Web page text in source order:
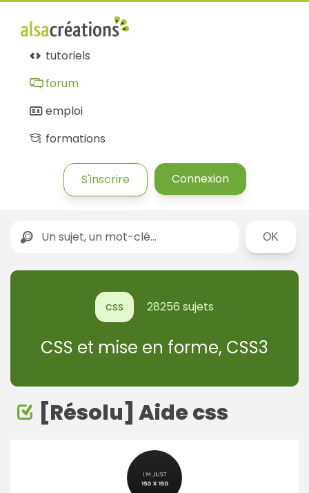
tutoriels
forum
emploi
formations
S'inscrire Connexion
Rechercher
css 28256 sujets
CSS et mise en forme, CSS3
[Résolu] Aide css